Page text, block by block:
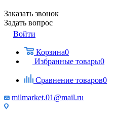
Заказать звонок
Задать вопрос
Войти
Корзина0
Избранные товары0
Сравнение товаров0
milmarket.01@mail.ru